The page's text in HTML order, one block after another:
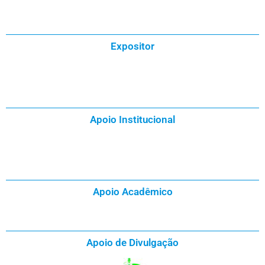
Expositor
Apoio Institucional
Apoio Acadêmico
Apoio de Divulgação